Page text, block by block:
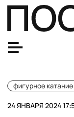
фигурное катание
24 ЯНВАРЯ 2024
Пять человек